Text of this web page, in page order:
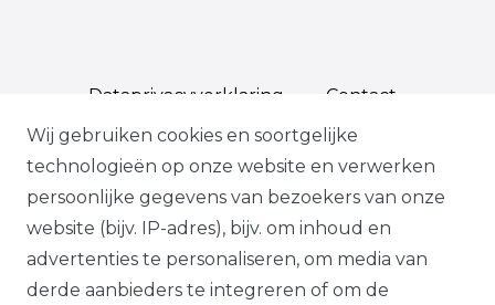
Data­privacy­verklaring Contact
*Op geselecteerde producten, indien
bevestigd, volgens onze
garantievoorwaarden.
Wij gebruiken cookies en soortgelijke
technologieën op onze website en verwerken
persoonlijke gegevens van bezoekers van onze
website (bijv. IP-adres), bijv. om inhoud en
advertenties te personaliseren, om media van
derde aanbieders te integreren of om de